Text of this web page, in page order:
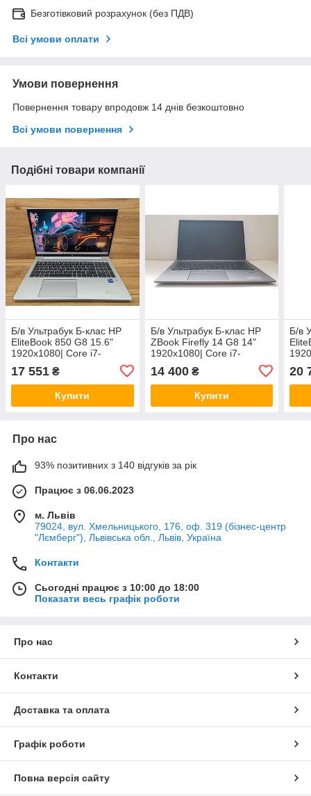
Безготівковий розрахунок (без ПДВ)
Всі умови оплати
Умови повернення
Повернення товару впродовж 14 днів безкоштовно
Всі умови повернення
Подібні товари компанії
Б/в Ультрабук Б-клас HP
EliteBook 850 G8 15.6"
1920x1080| Core i7-
1185G7| 16 GB RAM| 512
GB SSD| Iris Xe
17 551 ₴
Купити
Б/в Ультрабук Б-клас HP
ZBook Firefly 14 G8 14"
1920x1080| Core i7-
1185G7| 16 GB RAM| 512
GB SSD| Iris Xe
14 400₴
Купити
Б/в
GB
20
Про нас
93% позитивних з 140 відгуків за рік
Працює з 06.06.2023
м. Львів
79024, вул. Хмельницького, 176, оф. 319 (бізнес-центр
"Лємберг"), Львівська обл., Львів, Україна
Контакти
Сьогодні працює з 10:00 до 18:00
Показати весь графік роботи
Про нас
Контакти
Доставка та оплата
Графік роботи
Повна версія сайту